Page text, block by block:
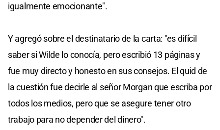
igualmente emocionante".
Y agregó sobre el destinatario de la carta: "es difícil
saber si Wilde lo conocía, pero escribió 13 páginas y
fue muy directo y honesto en sus consejos. El quid de
la cuestión fue decirle al señor Morgan que escriba por
todos los medios, pero que se asegure tener otro
trabajo para no depender del dinero".